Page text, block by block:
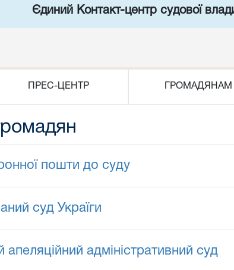
Єдиний Контакт-центр судової
ПРЕС-ЦЕНТР ГРОМАДЯНАМ
пошти до суду
суд Україги
апеляційний адміністративний суд